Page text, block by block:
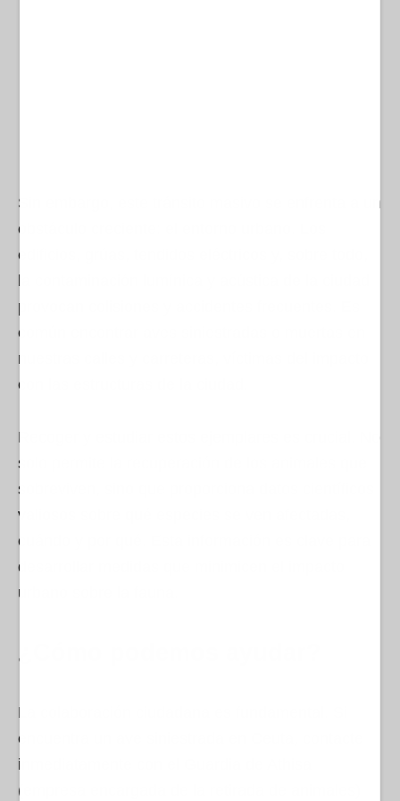
Sin embargo, este tránsito masivo se enfrenta a un
obstáculo creciente: el entorno urbano. Los
edificios, grúas, tendidos eléctricos y, sobre todo,
provocan colisiones y accidentes frecuentes. Es
común encontrar aves siniestradas o muertas en
nuestras calles y carreteras, víctimas del impacto
con las estructuras de la ciudad.
Recoger y estudiar estos ejemplares es crucial. No
solo permite la recuperación de los animales que
sobreviven, sino que proporciona datos científicos
valiosos sobre qué especies se ven afectadas,
cuándo y por qué. Esta información es clave para
desarrollar medidas que minimicen el impacto
urbano sobre la fauna.
¿Cómo podemos ayudar?
La colaboración ciudadana es fundamental. Si
encuentra un ave siniestrada en Ceuta, contacte
inmediatamente con el Guardia de Athisa
(empresa encargada de la retirada de animales)